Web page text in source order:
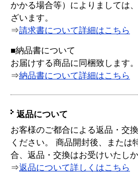
かかる場合等）によりましては
ざいます。
⇒請求書について詳細はこちら
■納品書について
お届けする商品に同梱致します。
⇒納品書について詳細はこちら
返品について
お客様のご都合による返品・交
ください。 商品開封後、または
合、返品・交換はお受けいたし
⇒返品について詳しくはこちら